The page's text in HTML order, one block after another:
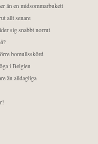
än en midsommarbukett
allt senare
sig snabbt norrut
bomullsskörd
i Belgien
än alldagliga